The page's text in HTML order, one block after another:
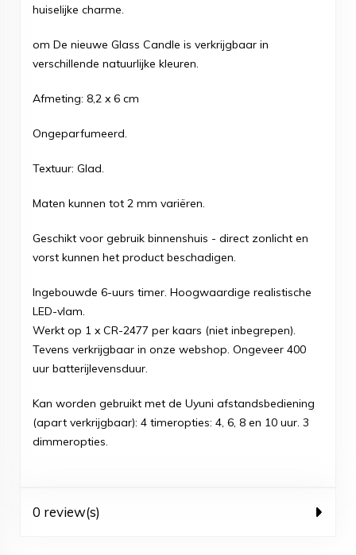
huiselijke charme.
om De nieuwe Glass Candle is verkrijgbaar in
verschillende natuurlijke kleuren.
Afmeting: 8,2 x 6 cm
Ongeparfumeerd.
Textuur: Glad.
Maten kunnen tot 2 mm variëren.
Geschikt voor gebruik binnenshuis - direct zonlicht en
vorst kunnen het product beschadigen.
Ingebouwde 6-uurs timer. Hoogwaardige realistische
LED-vlam.
Werkt op 1 x CR-2477 per kaars (niet inbegrepen).
Tevens verkrijgbaar in onze webshop. Ongeveer 400
uur batterijlevensduur.
Kan worden gebruikt met de Uyuni afstandsbediening
(apart verkrijgbaar): 4 timeropties: 4, 6, 8 en 10 uur. 3
dimmeropties.
0 review(s)